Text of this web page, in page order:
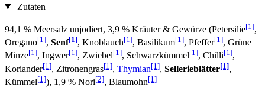
Zutaten
94,1 % Meersalz unjodiert, 3,9 % Kräuter & Gewürze (Petersilie[1],
Oregano[1], Senf[1], Knoblauch[1], Basilikum[1], Pfeffer[1], Grüne
Minze[1], Ingwer[1], Zwiebel[1], Schwarzkümmel[1], Chilli[1],
Koriander[1], Zitronengras[1], Thymian[1], Sellerieblätter[1],
Kümmel[1]), 1,9 % Nori[2], Blaumohn[1]